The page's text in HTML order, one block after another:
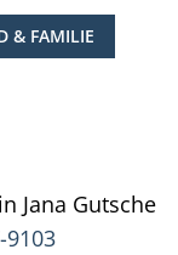
& FAMILIE
Jana Gutsche
9103